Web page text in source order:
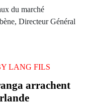
du marché
Directeur Général
LANG FILS
arrachent